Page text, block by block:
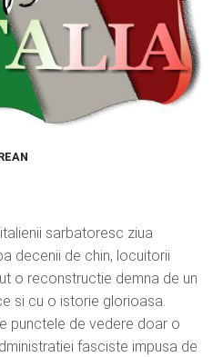
sarbatoresc ziua
decenii de chin, locuitorii
o reconstructie demna de un
si cu o istorie glorioasa.
punctele de vedere doar o
fasciste impusa de